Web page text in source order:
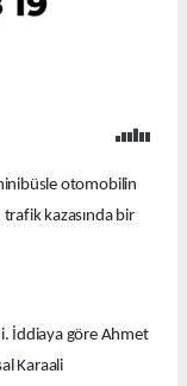
otomobilin
trafik kazasında bir
İddiaya göre Ahmet
Karaali